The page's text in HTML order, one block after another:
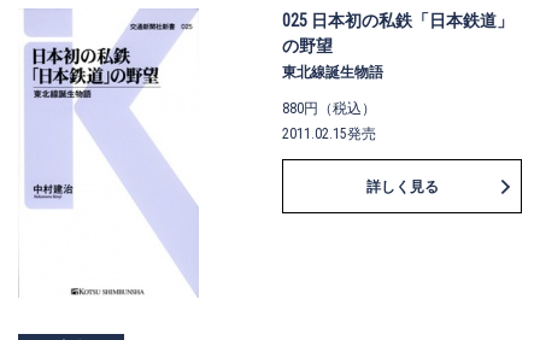
025 日本初の私鉄「日本鉄道」
の野望
東北線誕生物語
880円（税込）
2011.02.15発売
詳しく見る